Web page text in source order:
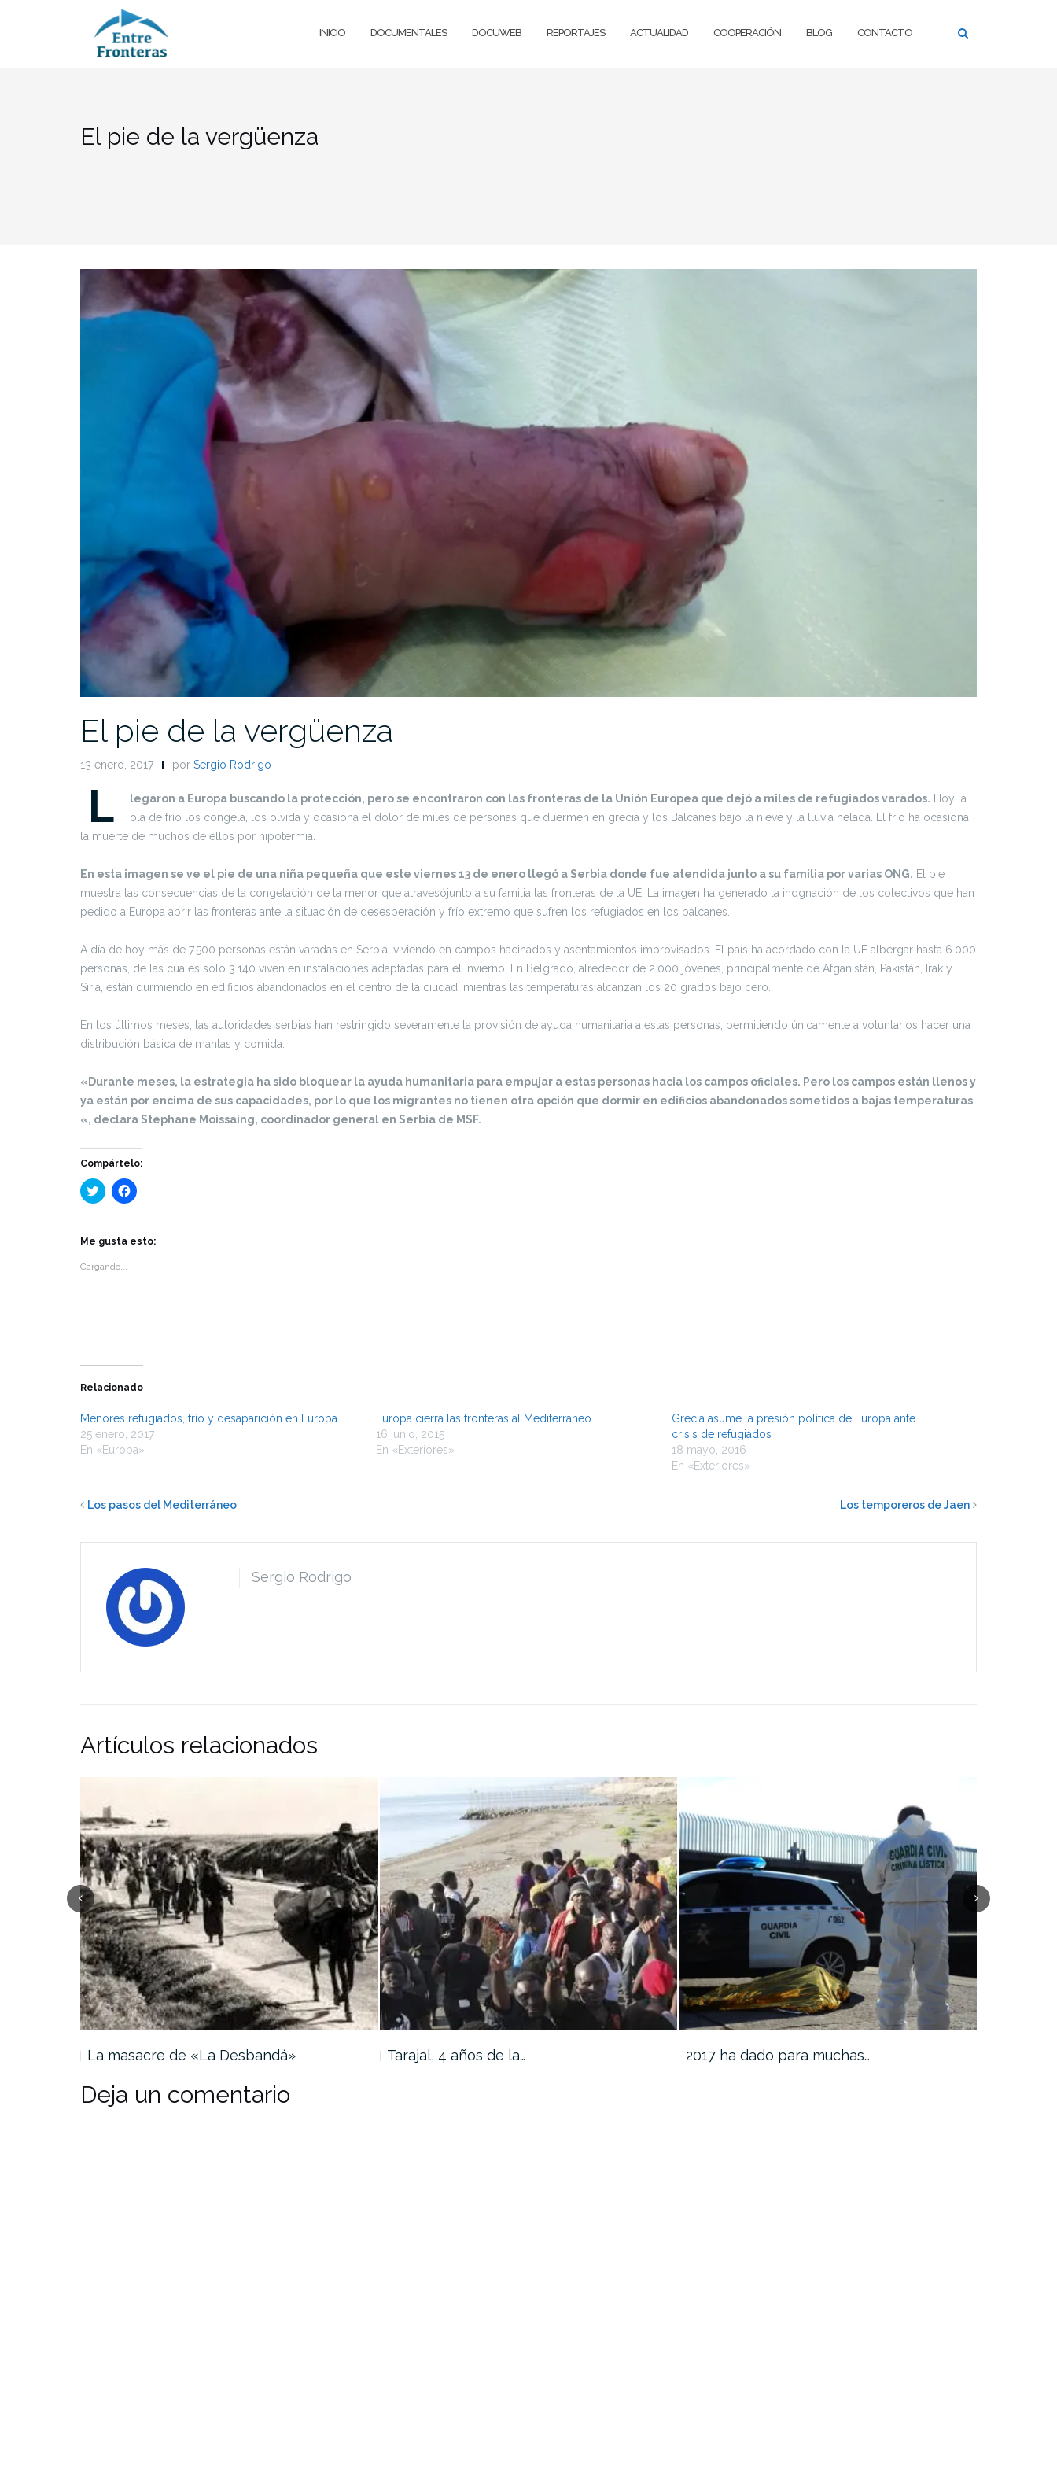
INICIO DOCUMENTALES DOCUWEB REPORTAJES ACTUALIDAD COOPERACIÓN BLOG CONTACTO
El pie de la vergüenza
El pie de la vergüenza
13 enero, 2017 por Sergio Rodrigo
L legaron a Europa buscando la protección, pero se encontraron con las fronteras de la Unión Europea que dejó a miles de refugiados varados. Hoy la
ola de frío los congela, los olvida y ocasiona el dolor de miles de personas que duermen en grecia y los Balcanes bajo la nieve y la lluvia helada. El frío ha ocasiona
la muerte de muchos de ellos por hipotermia.
En esta imagen se ve el pie de una niña pequeña que este viernes 13 de enero llegó a Serbia donde fue atendida junto a su familia por varias ONG. El pie
muestra las consecuencias de la congelación de la menor que atravesójunto a su familia las fronteras de la UE. La imagen ha generado la indgnación de los colectivos que han
pedido a Europa abrir las fronteras ante la situación de desesperación y frío extremo que sufren los refugiados en los balcanes.
A día de hoy más de 7.500 personas están varadas en Serbia, viviendo en campos hacinados y asentamientos improvisados. El país ha acordado con la UE albergar hasta 6.000
personas, de las cuales solo 3.140 viven en instalaciones adaptadas para el invierno. En Belgrado, alrededor de 2.000 jóvenes, principalmente de Afganistán, Pakistán, Irak y
Siria, están durmiendo en edificios abandonados en el centro de la ciudad, mientras las temperaturas alcanzan los 20 grados bajo cero.
En los últimos meses, las autoridades serbias han restringido severamente la provisión de ayuda humanitaria a estas personas, permitiendo únicamente a voluntarios hacer una
distribución básica de mantas y comida.
«Durante meses, la estrategia ha sido bloquear la ayuda humanitaria para empujar a estas personas hacia los campos oficiales. Pero los campos están llenos y
ya están por encima de sus capacidades, por lo que los migrantes no tienen otra opción que dormir en edificios abandonados sometidos a bajas temperaturas
«, declara Stephane Moissaing, coordinador general en Serbia de MSF.
Compártelo:
Haz
clic
en
Twitter
(Se
abre
en
Haz
clic
en
Facebook
Me gusta esto:
Cargando...
Relacionado
Menores refugiados, frío y desaparición en Europa
25 enero, 2017
En «Europa»
Europa cierra las fronteras al Mediterráneo
16 junio, 2015
En «Exteriores»
Grecia asume la presión política de Europa ante
crisis de refugiados
18 mayo, 2016
En «Exteriores»
Los pasos del Mediterráneo Los temporeros de Jaen
Sergio Rodrigo
Artículos relacionados
La masacre de «La Desbandá» Tarajal, 4 años de la… 2017 ha dado para muchas…
Deja un comentario